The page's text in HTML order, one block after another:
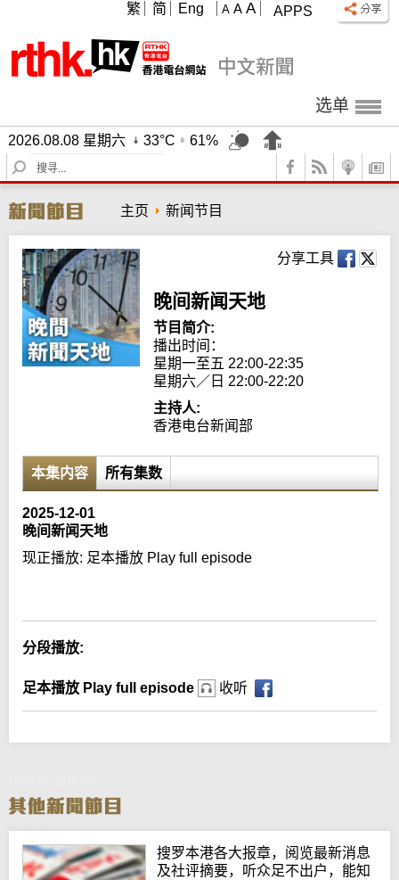
APPS
A A A
繁 简 Eng
选单
2026.08.08 星期六 33°C
61%
S
e
r
c
h
主页 新闻节目
分享工具
晚间新闻天地
节目简介:
播出时间：
星期一至五 22:00-22:35
星期六／日 22:00-22:20
主持人:
香港电台新闻部
本集内容 所有集数
2025-12-01
晚间新闻天地
现正播放: 足本播放 Play full episode
分段播放:
足本播放 Play full episode 收听
搜罗本港各大报章，阅览最新消息
及社评摘要，听众足不出户，能知